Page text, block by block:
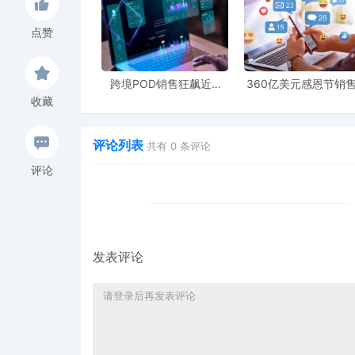
点赞
收藏
评论
跨境POD销售狂飙近5
360亿美元感恩节销
评论列表 共有 0 条评论
发表评论